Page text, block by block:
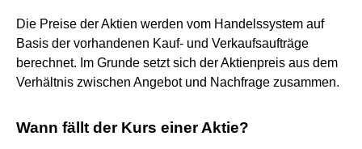
Die Preise der Aktien werden vom Handelssystem auf
Basis der vorhandenen Kauf- und Verkaufsaufträge
berechnet. Im Grunde setzt sich der Aktienpreis aus dem
Verhältnis zwischen Angebot und Nachfrage zusammen.
Wann fällt der Kurs einer Aktie?